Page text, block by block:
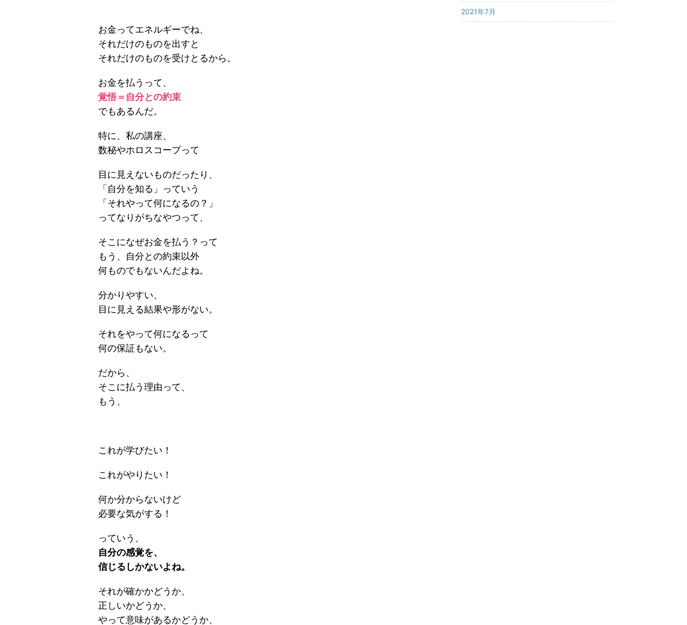
お金ってエネルギーでね、
それだけのものを出すと
それだけのものを受けとるから。
お金を払うって、
覚悟＝自分との約束
でもあるんだ。
特に、私の講座、
数秘やホロスコープって
目に見えないものだったり、
「自分を知る」っていう
「それやって何になるの？」
ってなりがちなやつって、
そこになぜお金を払う？って
もう、自分との約束以外
何ものでもないんだよね。
分かりやすい、
目に見える結果や形がない。
それをやって何になるって
何の保証もない。
だから、
そこに払う理由って、
もう、
これが学びたい！
これがやりたい！
何か分からないけど
必要な気がする！
っていう、
自分の感覚を、
信じるしかないよね。
それが確かかどうか、
正しいかどうか、
やって意味があるかどうか、
2021年7月